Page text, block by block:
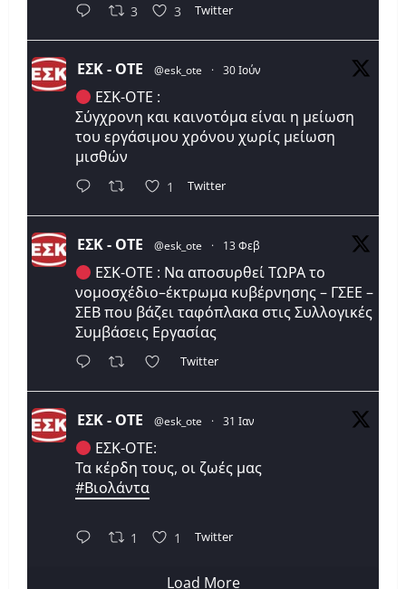
3 3 Twitter
ΕΣΚ - ΟΤΕ @esk_ote · 30 Ιούν
ΕΣΚ-ΟΤΕ :
Σύγχρονη και καινοτόμα είναι η μείωση
του εργάσιμου χρόνου χωρίς μείωση
μισθών
1 Twitter
ΕΣΚ - ΟΤΕ @esk_ote · 13 Φεβ
ΕΣΚ-ΟΤΕ : Να αποσυρθεί ΤΩΡΑ το
νομοσχέδιο–έκτρωμα κυβέρνησης – ΓΣΕΕ –
ΣΕΒ που βάζει ταφόπλακα στις Συλλογικές
Συμβάσεις Εργασίας
Twitter
ΕΣΚ - ΟΤΕ @esk_ote · 31 Ιαν
ΕΣΚ-ΟΤΕ:
Τα κέρδη τους, οι ζωές μας
#Βιολάντα
1 1 Twitter
Load More